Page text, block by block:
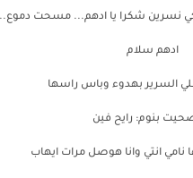
نسرين شكرا يا ادهم... مسحت
ادهم سلام
السرير بهدوء وباس راسها
بنوم: رايح فين
نامي انتي وانا هوصل مرات ايهاب